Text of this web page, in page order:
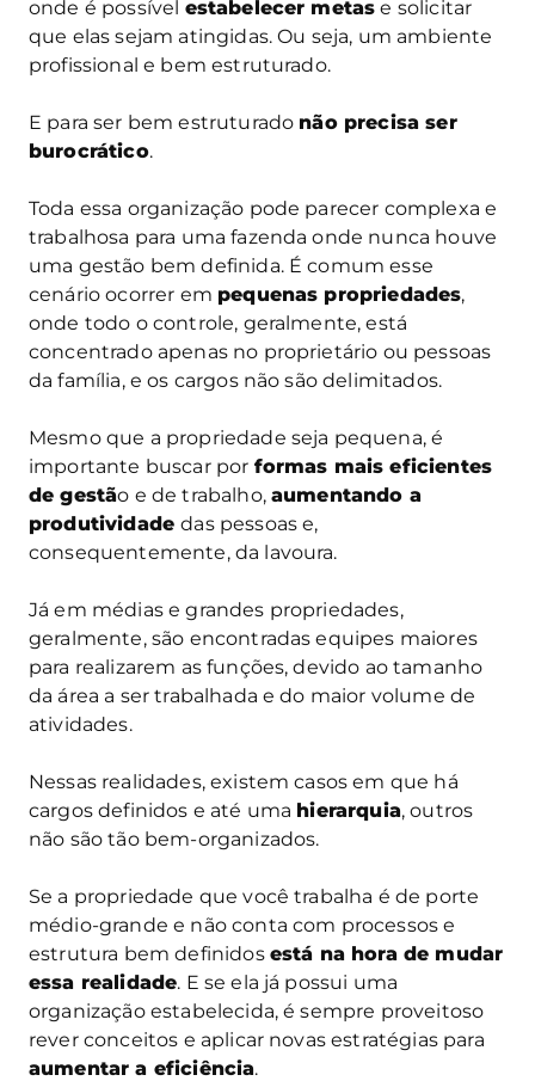
onde é possível estabelecer metas e solicitar
que elas sejam atingidas. Ou seja, um ambiente
profissional e bem estruturado.
E para ser bem estruturado não precisa ser
burocrático.
Toda essa organização pode parecer complexa e
trabalhosa para uma fazenda onde nunca houve
uma gestão bem definida. É comum esse
cenário ocorrer em pequenas propriedades,
onde todo o controle, geralmente, está
concentrado apenas no proprietário ou pessoas
da família, e os cargos não são delimitados.
Mesmo que a propriedade seja pequena, é
importante buscar por formas mais eficientes
de gestão e de trabalho,aumentando a
produtividadedas pessoas e,
consequentemente, da lavoura.
Já em médias e grandes propriedades,
geralmente, são encontradas equipes maiores
para realizarem as funções, devido ao tamanho
da área a ser trabalhada e do maior volume de
atividades.
Nessas realidades, existem casos em que há
cargos definidos e até uma hierarquia, outros
não são tão bem-organizados.
Se a propriedade que você trabalha é de porte
médio-grande e não conta com processos e
estrutura bem definidos está na hora de mudar
essa realidade. E se ela já possui uma
organização estabelecida, é sempre proveitoso
rever conceitos e aplicar novas estratégias para
aumentar a eficiência.